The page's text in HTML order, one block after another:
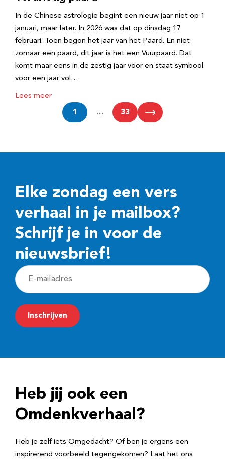
In de Chinese astrologie begint een nieuw jaar niet op 1
januari, maar later. In 2026 was dat op dinsdag 17
februari. Toen begon het jaar van het Paard. En niet
zomaar een paard, dit jaar is het een Vuurpaard. Dat
komt maar eens in de zestig jaar voor en staat symbool
voor een jaar vol…
Lees meer
1 … 33
Elke zondag een vers
verhaal in je mailbox?
Schrijf je in voor de
nieuwsbrief!
E
-
m
a
r
e
Inschrijven
Heb jij ook een
Omdenkverhaal?
Heb je zelf iets Omgedacht? Of ben je ergens een
inspirerend voorbeeld tegengekomen? Laat het ons